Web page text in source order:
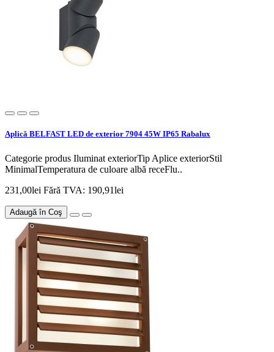
Aplică BELFAST LED de exterior 7904 45W IP65 Rabalux
Categorie produs Iluminat exteriorTip Aplice exteriorStil
MinimalTemperatura de culoare albă receFlu..
231,00lei Fără TVA: 190,91lei
Adaugă în Coş